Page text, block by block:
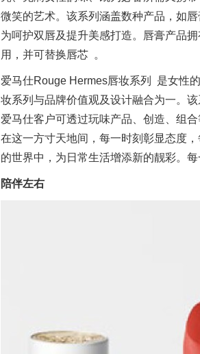
微笑的艺术。该系列涵盖数种产品，如
为呵护双唇及提升美感打造。唇膏产品
用，并可替换唇芯 。
爱马仕Rouge Hermes唇妆系列 是女性
妆系列与品牌价值观及设计融合为一。
爱马仕客户可透过玩味产品、创造、组
在这一方寸天地间，每一时刻彰显态度
的世界中，为日常生活增添新的靓彩。
陪伴左右